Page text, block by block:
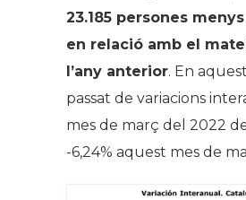
23.185 persones
en relació amb el
l’any anterior. En
passat de variacions
mes de març del 2022 de
-6,24% aquest mes de